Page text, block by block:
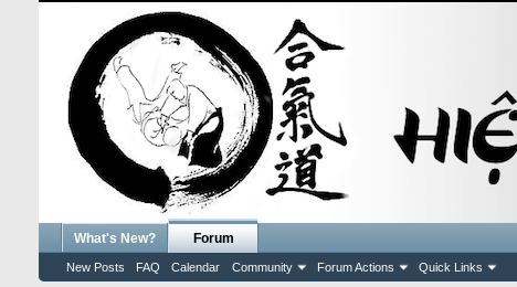
What's New? Forum
New Posts FAQ Calendar Community Forum Actions Quick Links